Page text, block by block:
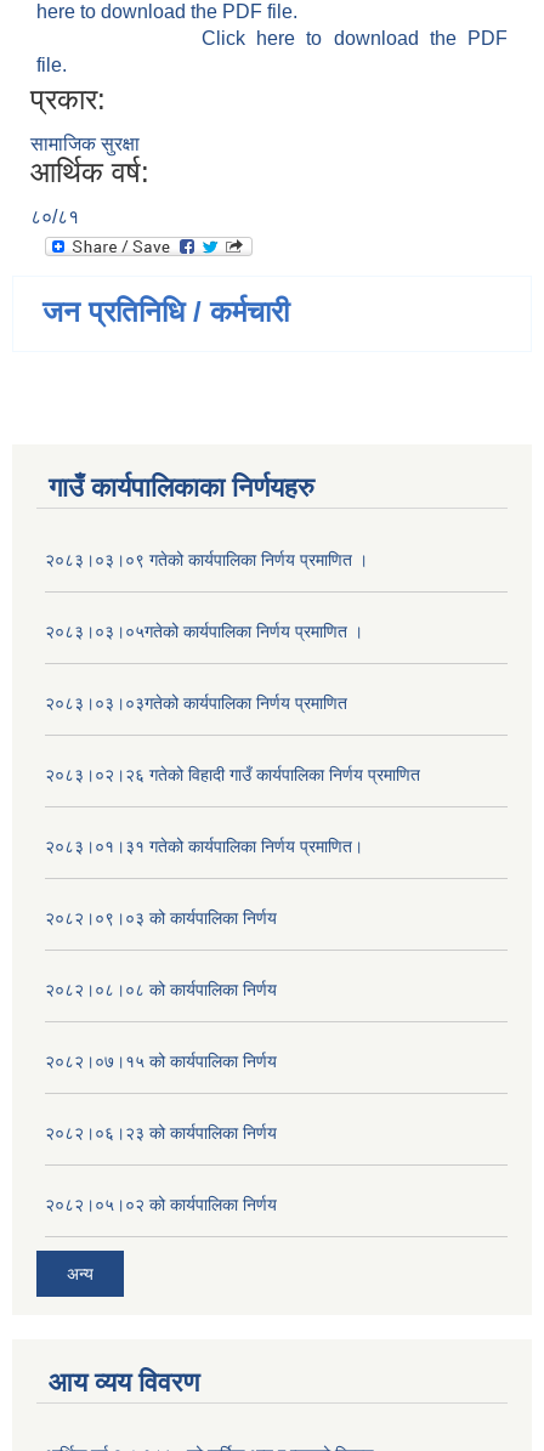
here to download the PDF file.
Click here to download the PDF
file.
प्रकार:
सामाजिक सुरक्षा
आर्थिक वर्ष:
८०/८१
जन प्रतिनिधि / कर्मचारी
गाउँ कार्यपालिकाका निर्णयहरु
२०८३।०३।०९ गतेको कार्यपालिका निर्णय प्रमाणित ।
२०८३।०३।०५गतेको कार्यपालिका निर्णय प्रमाणित ।
२०८३।०३।०३गतेको कार्यपालिका निर्णय प्रमाणित
२०८३।०२।२६ गतेको विहादी गाउँ कार्यपालिका निर्णय प्रमाणित
२०८३।०१।३१ गतेको कार्यपालिका निर्णय प्रमाणित।
२०८२।०९।०३ को कार्यपालिका निर्णय
२०८२।०८।०८ को कार्यपालिका निर्णय
२०८२।०७।१५ को कार्यपालिका निर्णय
२०८२।०६।२३ को कार्यपालिका निर्णय
२०८२।०५।०२ को कार्यपालिका निर्णय
अन्य
आय व्यय विवरण